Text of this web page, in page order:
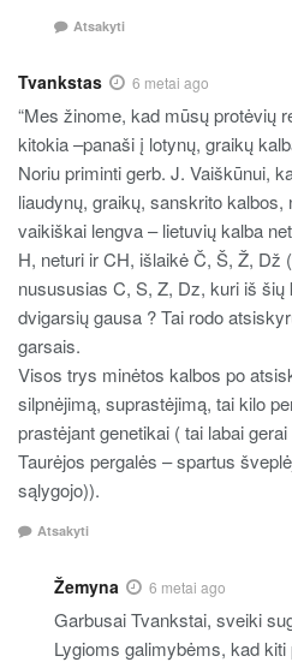
Atsakyti
Tvankstas 6 metai ago
“Mes žinome, kad mūsų protėvių
kitokia –panaši į lotynų, graikų
Noriu priminti gerb. J. Vaiškūnui,
liaudynų, graikų, sanskrito
vaikiškai lengva – lietuvių kalba
H, neturi ir CH, išlaikė Č, Š, Ž, Dž
nusususias C, S, Z, Dz, kuri iš šių
dvigarsių gausa ? Tai rodo
garsais.
Visos trys minėtos kalbos po
silpnėjimą, suprastėjimą, tai kilo
prastėjant genetikai ( tai labai
Taurėjos pergalės – spartus
sąlygojo)).
Atsakyti
Žemyna 6 metai ago
Garbusai Tvankstai, sveiki
Lygioms galimybėms, kad